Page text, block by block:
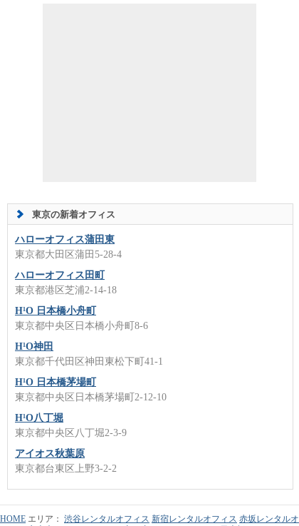
東京の新着オフィス
ハローオフィス蒲田東
東京都大田区蒲田5-28-4
ハローオフィス田町
東京都港区芝浦2-14-18
H¹O 日本橋小舟町
東京都中央区日本橋小舟町8-6
H¹O神田
東京都千代田区神田東松下町41-1
H¹O 日本橋茅場町
東京都中央区日本橋茅場町2-12-10
H¹O八丁堀
東京都中央区八丁堀2-3-9
アイオス秋葉原
東京都台東区上野3-2-2
HOME エリア： 渋谷レンタルオフィス 新宿レンタルオフィス 赤坂レンタルオ